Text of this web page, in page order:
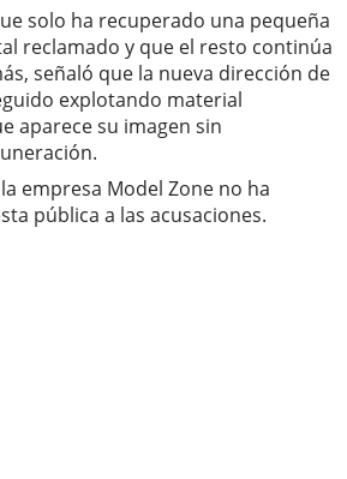
solo ha recuperado una pequeña
reclamado y que el resto continúa
señaló que la nueva dirección de
explotando material
aparece su imagen sin
empresa Model Zone no ha
pública a las acusaciones.